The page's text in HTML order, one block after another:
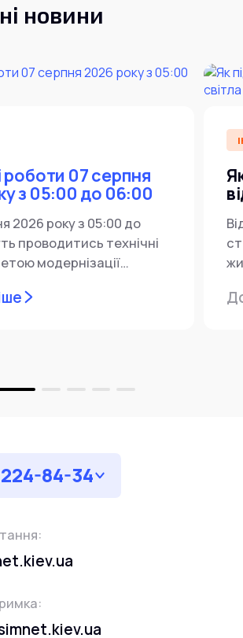
новини
роботи 07 серпня
з 05:00 до 06:00
2026 року з 05:00 до
проводитись технічні
модернізації
84-34